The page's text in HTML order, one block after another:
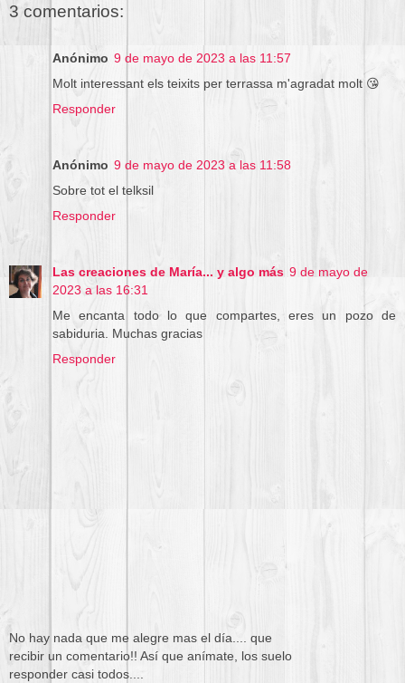
3 comentarios:
Anónimo 9 de mayo de 2023 a las 11:57
Molt interessant els teixits per terrassa m'agradat molt 😘
Responder
Anónimo 9 de mayo de 2023 a las 11:58
Sobre tot el telksil
Responder
Las creaciones de María... y algo más 9 de mayo de
2023 a las 16:31
Me encanta todo lo que compartes, eres un pozo de
sabiduria. Muchas gracias
Responder
No hay nada que me alegre mas el día.... que
recibir un comentario!! Así que anímate, los suelo
responder casi todos....